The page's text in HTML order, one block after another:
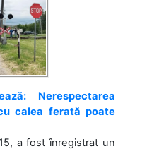
Nerespectarea
calea ferată poate
a fost înregistrat un